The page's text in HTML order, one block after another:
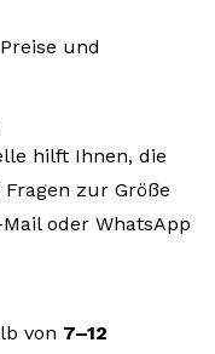
und
hilft Ihnen, die
zur Größe
oder WhatsApp
von 7–12